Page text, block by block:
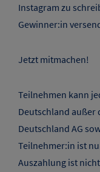
Instagram zu
Gewinner:in
Jetzt mitmachen!
Teilnehmen kann
Deutschland außer
Deutschland AG
Teilnehmer:in ist
Auszahlung ist